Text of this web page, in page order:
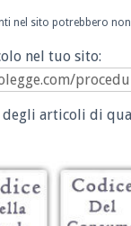
nel sito potrebbero
nel tuo sito:
degli articoli di